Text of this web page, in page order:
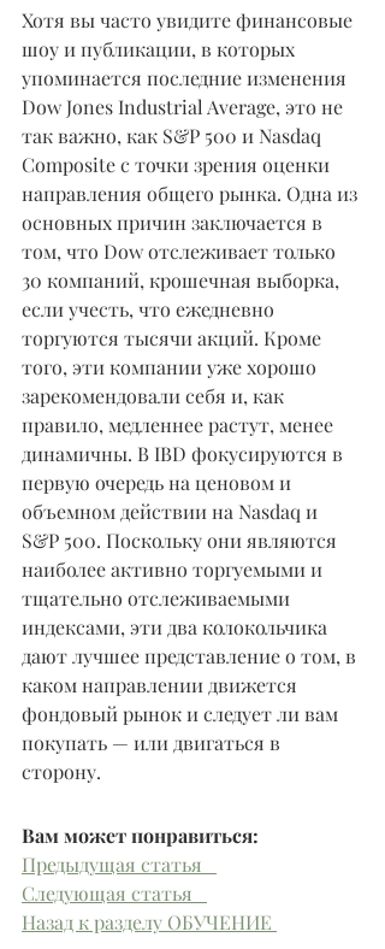
Хотя вы часто увидите финансовые
шоу и публикации, в которых
упоминается последние изменения
Dow Jones Industrial Average, это не
так важно, как S&P 500 и Nasdaq
Composite с точки зрения оценки
направления общего рынка. Одна из
основных причин заключается в
том, что Dow отслеживает только
30 компаний, крошечная выборка,
если учесть, что ежедневно
торгуются тысячи акций. Кроме
того, эти компании уже хорошо
зарекомендовали себя и, как
правило, медленнее растут, менее
динамичны. В IBD фокусируются в
первую очередь на ценовом и
объемном действии на Nasdaq и
S&P 500. Поскольку они являются
наиболее активно торгуемыми и
тщательно отслеживаемыми
индексами, эти два колокольчика
дают лучшее представление о том, в
каком направлении движется
фондовый рынок и следует ли вам
покупать — или двигаться в
сторону.
Вам может понравиться:
Предыдущая статья
Следующая статья
Назад к разделу ОБУЧЕНИЕ